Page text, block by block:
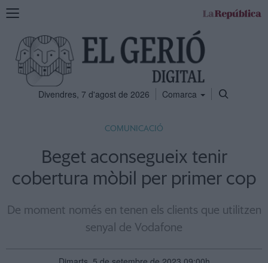
Mostra
navegació
Divendres, 7 d'agost de 2026 Comarca
COMUNICACIÓ
Beget aconsegueix tenir
cobertura mòbil per primer cop
De moment només en tenen els clients que utilitzen
senyal de Vodafone